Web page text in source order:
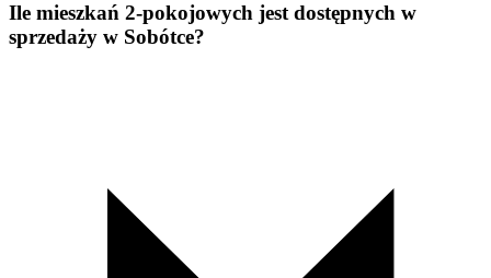
Ile mieszkań 2-pokojowych jest dostępnych w
sprzedaży w Sobótce?